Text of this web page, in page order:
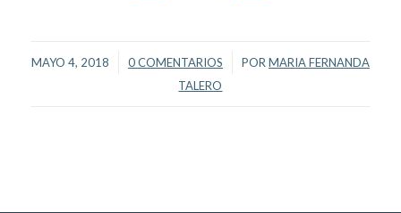
MAYO 4, 2018
/ 0 COMENTARIOS
/ POR MARIA FERNANDA
TALERO